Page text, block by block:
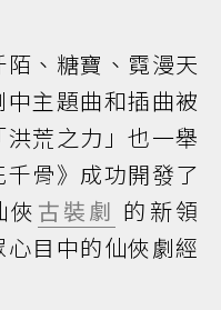
、糖寶、霓漫天
主題曲和插曲被
荒之力」也一舉
骨》成功開發了
俠 古裝劇 的新領
目中的仙俠劇經